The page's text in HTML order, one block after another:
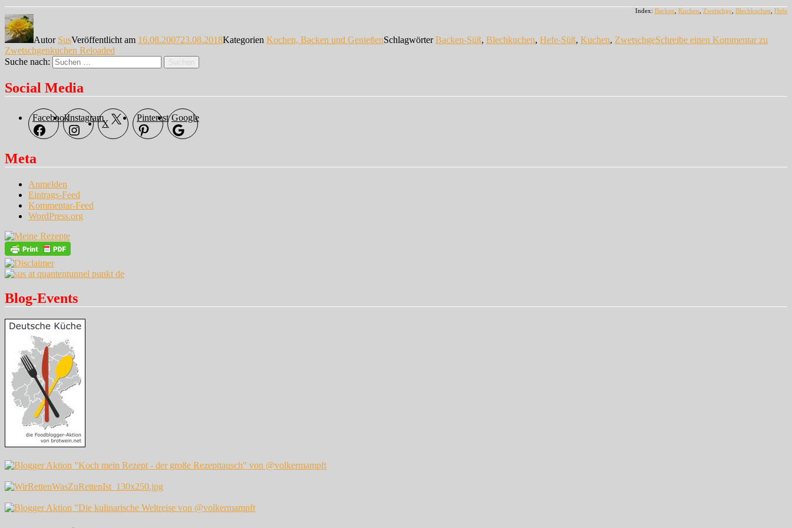
Index: Backen Kuchen Zwetschge Blechkuchen Hefe
Autor SusVeröffentlicht am 16.08.200723.08.2018Kategorien Kochen, Backen und GenießenSchlagwörterBacken-Süß, Blechkuchen, Hefe-Süß, Kuchen, ZwetschgeSchreibe einen Kommentarzu
Zwetschgenkuchen Reloaded
Suche nach:
Suchen
Social Media
FacebookInstagram
X
Pinterest Google
Meta
Anmelden
Eintrags-Feed
Kommentar-Feed
WordPress.org
Blog-Events